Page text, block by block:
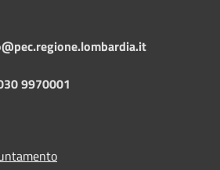
9970001